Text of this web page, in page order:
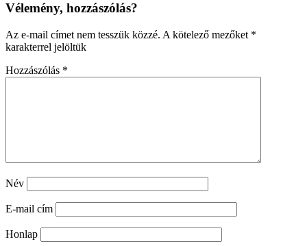
Vélemény, hozzászólás?
Az e-mail címet nem tesszük közzé. A kötelező mezőket *
karakterrel jelöltük
Hozzászólás *
Név
E-mail cím
Honlap